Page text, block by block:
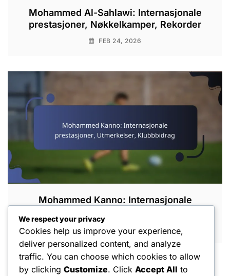
Mohammed Al-Sahlawi: Internasjonale
prestasjoner, Nøkkelkamper, Rekorder
FEB 24, 2026
Mohammed Kanno: Internasjonale
FEB 20, 2026
We respect your privacy
Cookies help us improve your experience,
deliver personalized content, and analyze
traffic. You can choose which cookies to allow
by clicking Customize. Click Accept All to